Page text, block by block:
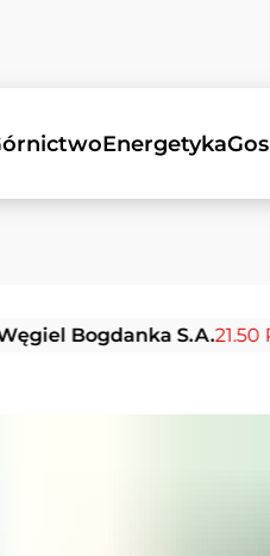
Energetyka
S.A.21.50 PLN (-